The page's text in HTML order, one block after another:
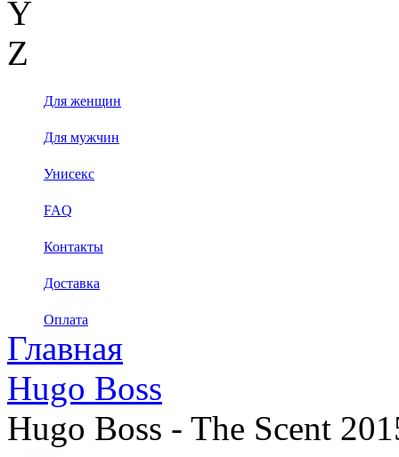
Y
Z
Для женщин
Для мужчин
Унисекс
FAQ
Контакты
Доставка
Оплата
Главная
Hugo Boss
Hugo Boss - The Scent